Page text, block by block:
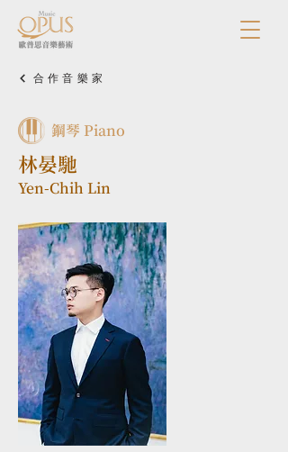
合作音樂家
鋼琴 Piano
林晏馳
Yen-Chih Lin